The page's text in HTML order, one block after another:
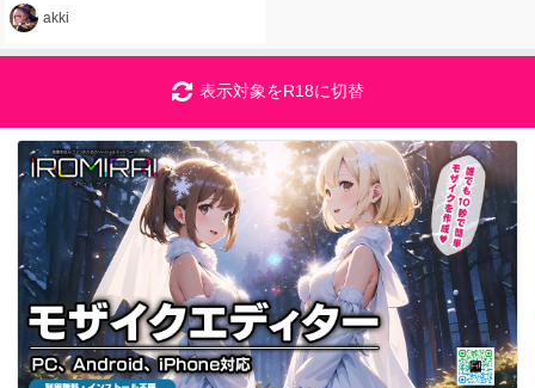
akki
表示対象をR18に切替